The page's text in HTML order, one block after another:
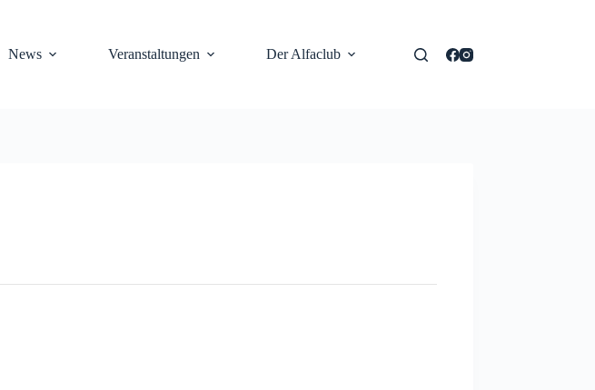
News Veranstaltungen Der Alfaclub